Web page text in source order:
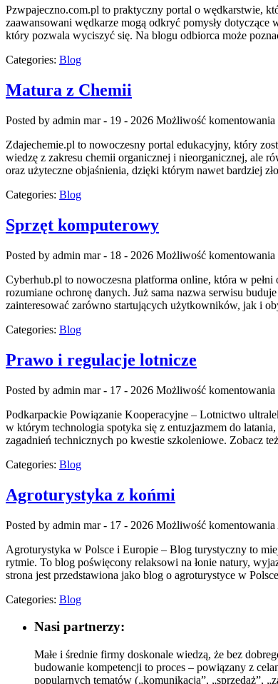
Pzwpajeczno.com.pl to praktyczny portal o wędkarstwie,
zaawansowani wędkarze mogą odkryć pomysły
który pozwala wyciszyć się. Na blogu odbiorca może
Categories: Blog
Matura z Chemii
Posted by admin mar - 19 - 2026 Możliwość komentowania
Zdajechemie.pl to nowoczesny portal edukacyjny, który
wiedzę z zakresu chemii organicznej i nieorganicznej, ale
oraz użyteczne objaśnienia, dzięki którym nawet bardziej
Categories: Blog
Sprzęt komputerowy
Posted by admin mar - 18 - 2026 Możliwość komentowania
Cyberhub.pl to nowoczesna platforma online, która w pełni
rozumiane ochronę danych. Już sama nazwa serwisu
zainteresować zarówno startujących użytkowników, jak i
Categories: Blog
Prawo i regulacje lotnicze
Posted by admin mar - 17 - 2026 Możliwość komentowania
Podkarpackie Powiązanie Kooperacyjne – Lotnictwo
w którym technologia spotyka się z entuzjazmem do
zagadnień technicznych po kwestie szkoleniowe. Zobacz
Categories: Blog
Agroturystyka z końmi
Posted by admin mar - 17 - 2026 Możliwość komentowania
Agroturystyka w Polsce i Europie – Blog turystyczny to
rytmie. To blog poświęcony relaksowi na łonie natury,
strona jest przedstawiona jako blog o agroturystyce w
Categories: Blog
Nasi partnerzy:
Małe i średnie firmy doskonale wiedzą, że bez
budowanie kompetencji to proces – powiązany z
popularnych tematów („komunikacja”, „sprzedaż”,